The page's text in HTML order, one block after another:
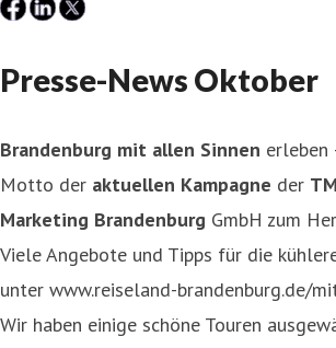
Presse-News Oktober
Brandenburg mit allen Sinnen erleben
Motto der aktuellen Kampagne der T
Marketing Brandenburg GmbH zum
Viele Angebote und Tipps für die
unter www.reiseland-brandenburg.de/
Wir haben einige schöne Touren